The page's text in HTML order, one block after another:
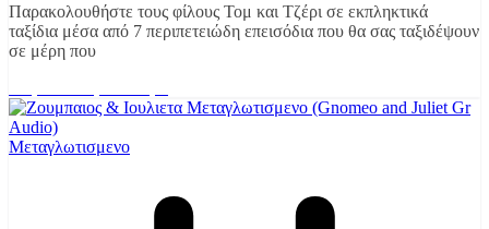
Παρακολουθήστε τους φίλους Τομ και Τζέρι σε εκπληκτικά
ταξίδια μέσα από 7 περιπετειώδη επεισόδια που θα σας ταξιδέψουν
σε μέρη που
Μεταγλωτισμενο